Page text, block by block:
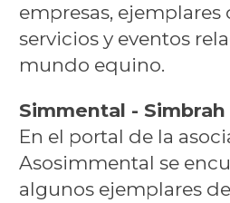
empresas, ejemplares
servicios y eventos
mundo equino.
Simmental - Simbrah
En el portal de la
Asosimmental se
algunos ejemplares